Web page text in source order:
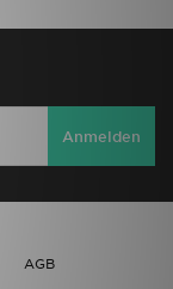
Anmelden
AGB